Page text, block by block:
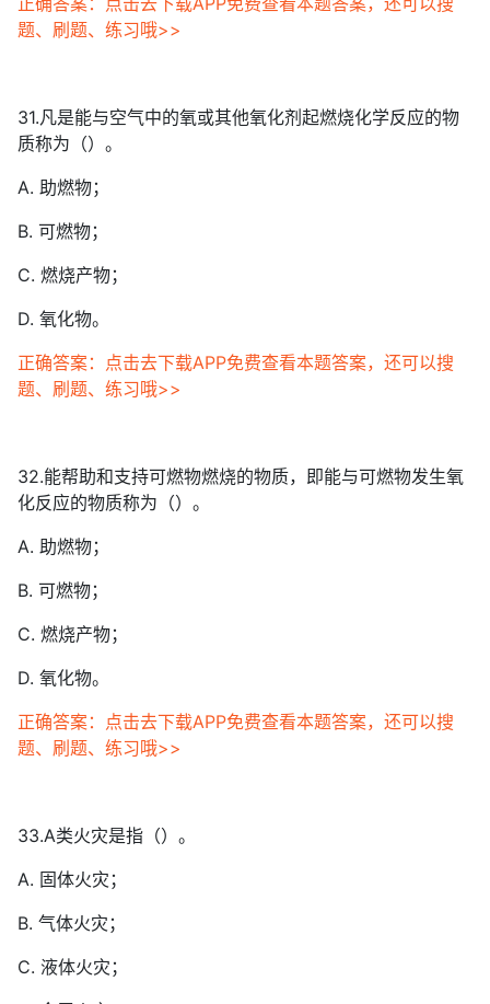
题、刷题、练习哦>>
31.凡是能与空气中的氧或其他氧化剂起燃烧化学反应的物
质称为（）。
A. 助燃物；
B. 可燃物；
C. 燃烧产物；
D. 氧化物。
正确答案：点击去下载APP免费查看本题答案，还可以搜
题、刷题、练习哦>>
32.能帮助和支持可燃物燃烧的物质，即能与可燃物发生氧
化反应的物质称为（）。
A. 助燃物；
B. 可燃物；
C. 燃烧产物；
D. 氧化物。
正确答案：点击去下载APP免费查看本题答案，还可以搜
题、刷题、练习哦>>
33.A类火灾是指（）。
A. 固体火灾；
B. 气体火灾；
C. 液体火灾；